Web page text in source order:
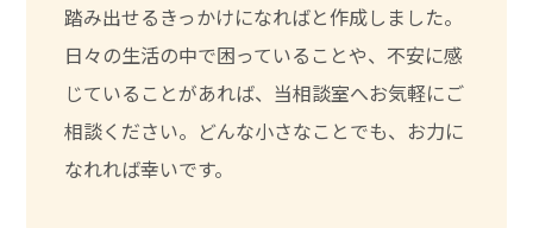
踏み出せるきっかけになればと作成しました。
日々の生活の中で困っていることや、不安に感
じていることがあれば、当相談室へお気軽にご
相談ください。どんな小さなことでも、お力に
なれれば幸いです。